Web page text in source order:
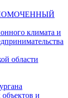
климата и
области
и